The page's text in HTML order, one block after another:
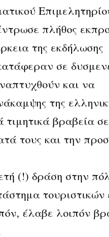
πλήθος
της εκδήλωσης
σε
και να
της
βραβεία σε
τους και την
(!) δράση στην
τουριστικών
έλαβε λοιπόν